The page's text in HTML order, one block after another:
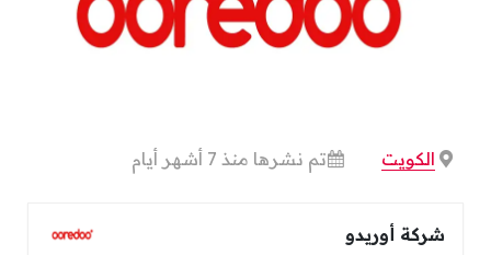
الكويت تم نشرها منذ 7 أشهر أيام
شركة أوريدو